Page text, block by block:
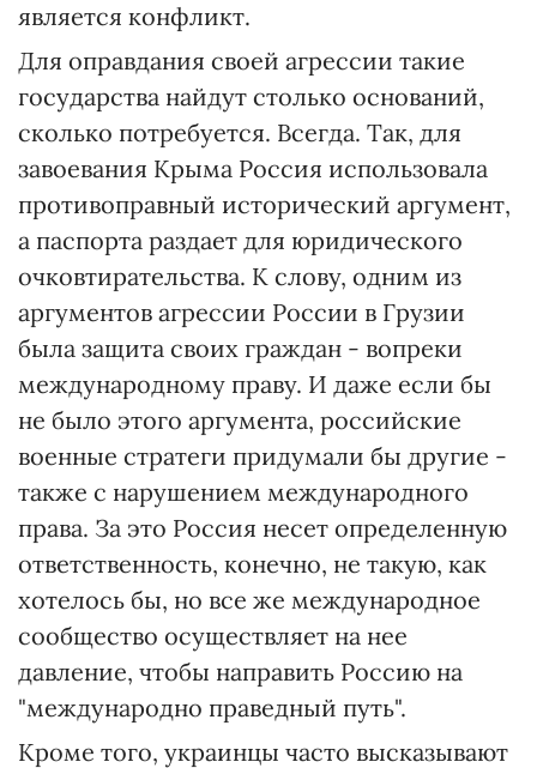
является конфликт.
Для оправдания своей агрессии такие
государства найдут столько оснований,
сколько потребуется. Всегда. Так, для
завоевания Крыма Россия использовала
противоправный исторический аргумент,
а паспорта раздает для юридического
очковтирательства. К слову, одним из
аргументов агрессии России в Грузии
была защита своих граждан - вопреки
международному праву. И даже если бы
не было этого аргумента, российские
военные стратеги придумали бы другие -
также с нарушением международного
права. За это Россия несет определенную
ответственность, конечно, не такую, как
хотелось бы, но все же международное
сообщество осуществляет на нее
давление, чтобы направить Россию на
"международно праведный путь".
Кроме того, украинцы часто высказывают